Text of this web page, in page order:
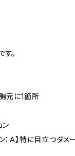
。
元に1箇所
ン
ン：Ａ】特に目立つダ